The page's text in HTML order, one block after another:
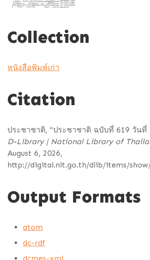
Collection
หนังสือพิมพ์เก่า
Citation
ประชาชาติ, “ประชาชาติ ฉบับที่ 619 วันที่
D-Library | National Library of
August 6, 2026,
http://digital.nlt.go.th/dlib/items/
Output Formats
atom
dc-rdf
dcmes-xml